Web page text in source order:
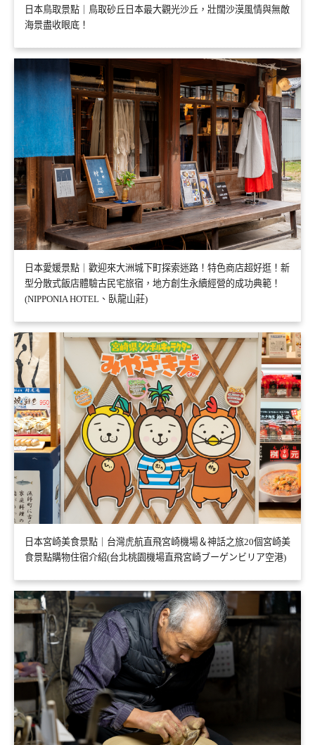
日本鳥取景點｜鳥取砂丘日本最大觀光沙丘，壯闊沙漠風情與無敵
海景盡收眼底！
日本愛媛景點｜歡迎來大洲城下町探索迷路！特色商店超好逛！新
型分散式飯店體驗古民宅旅宿，地方創生永續經營的成功典範！
(NIPPONIA HOTEL、臥龍山莊)
日本宮崎美食景點｜台灣虎航直飛宮崎機場＆神話之旅20個宮崎美
食景點購物住宿介紹(台北桃園機場直飛宮崎ブーゲンビリア空港)